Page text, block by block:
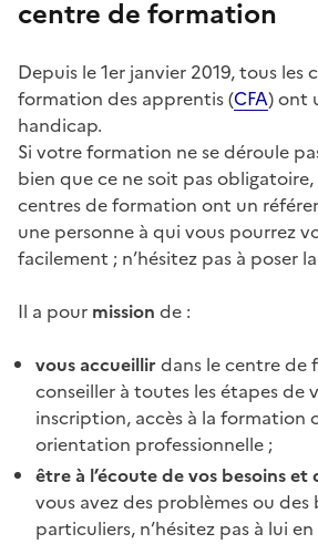
centre de formation
Depuis le 1er janvier 2019, tous les
formation des apprentis (CFA) ont
handicap.
Si votre formation ne se déroule
bien que ce ne soit pas
centres de formation ont un
une personne à qui vous pourrez
facilement ; n’hésitez pas à poser
Il a pour mission de :
vous accueillir dans le centre de
conseiller à toutes les étapes de
inscription, accès à la formation
orientation professionnelle ;
être à l’écoute de vos besoins et
vous avez des problèmes ou des
particuliers, n’hésitez pas à lui